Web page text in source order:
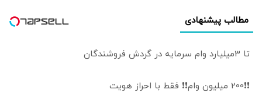
مطالب پیشنهادی
تا 3میلیارد وام سرمایه در گردش فروشندگان
❗❗200 میلیون وام❗❗ فقط با احراز هویت